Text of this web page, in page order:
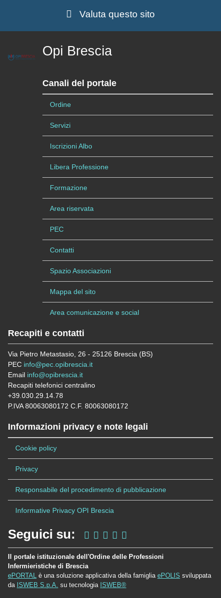
Valuta questo sito
Opi Brescia
Canali del portale
Ordine
Servizi
Iscrizioni Albo
Libera Professione
Formazione
Area riservata
PEC
Contatti
Spazio Associazioni
Mappa del sito
Area comunicazione e social
Recapiti e contatti
Via Pietro Metastasio, 26 - 25126 Brescia (BS)
PEC info@pec.opibrescia.it
Email info@opibrescia.it
Recapiti telefonici centralino
+39.030.29.14.78
P.IVA 80063080172 C.F. 80063080172
Informazioni privacy e note legali
Cookie policy
Privacy
Responsabile del procedimento di pubblicazione
Informative Privacy OPI Brescia
Seguici su:
Il portale istituzionale dell'Ordine delle Professioni
Infermieristiche di Brescia
ePORTAL è una soluzione applicativa della famiglia ePOLIS sviluppata
da ISWEB S.p.A. su tecnologia ISWEB®